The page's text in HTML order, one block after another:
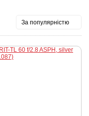
За популярністю